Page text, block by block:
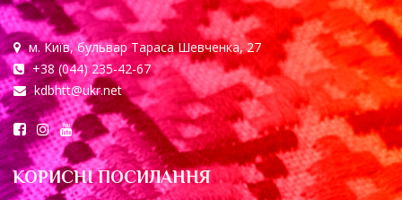
м. Київ, бульвар Тараса Шевченка, 27
+38 (044) 235-42-67
kdbhtt@ukr.net
КОРИСНІ ПОСИЛАННЯ